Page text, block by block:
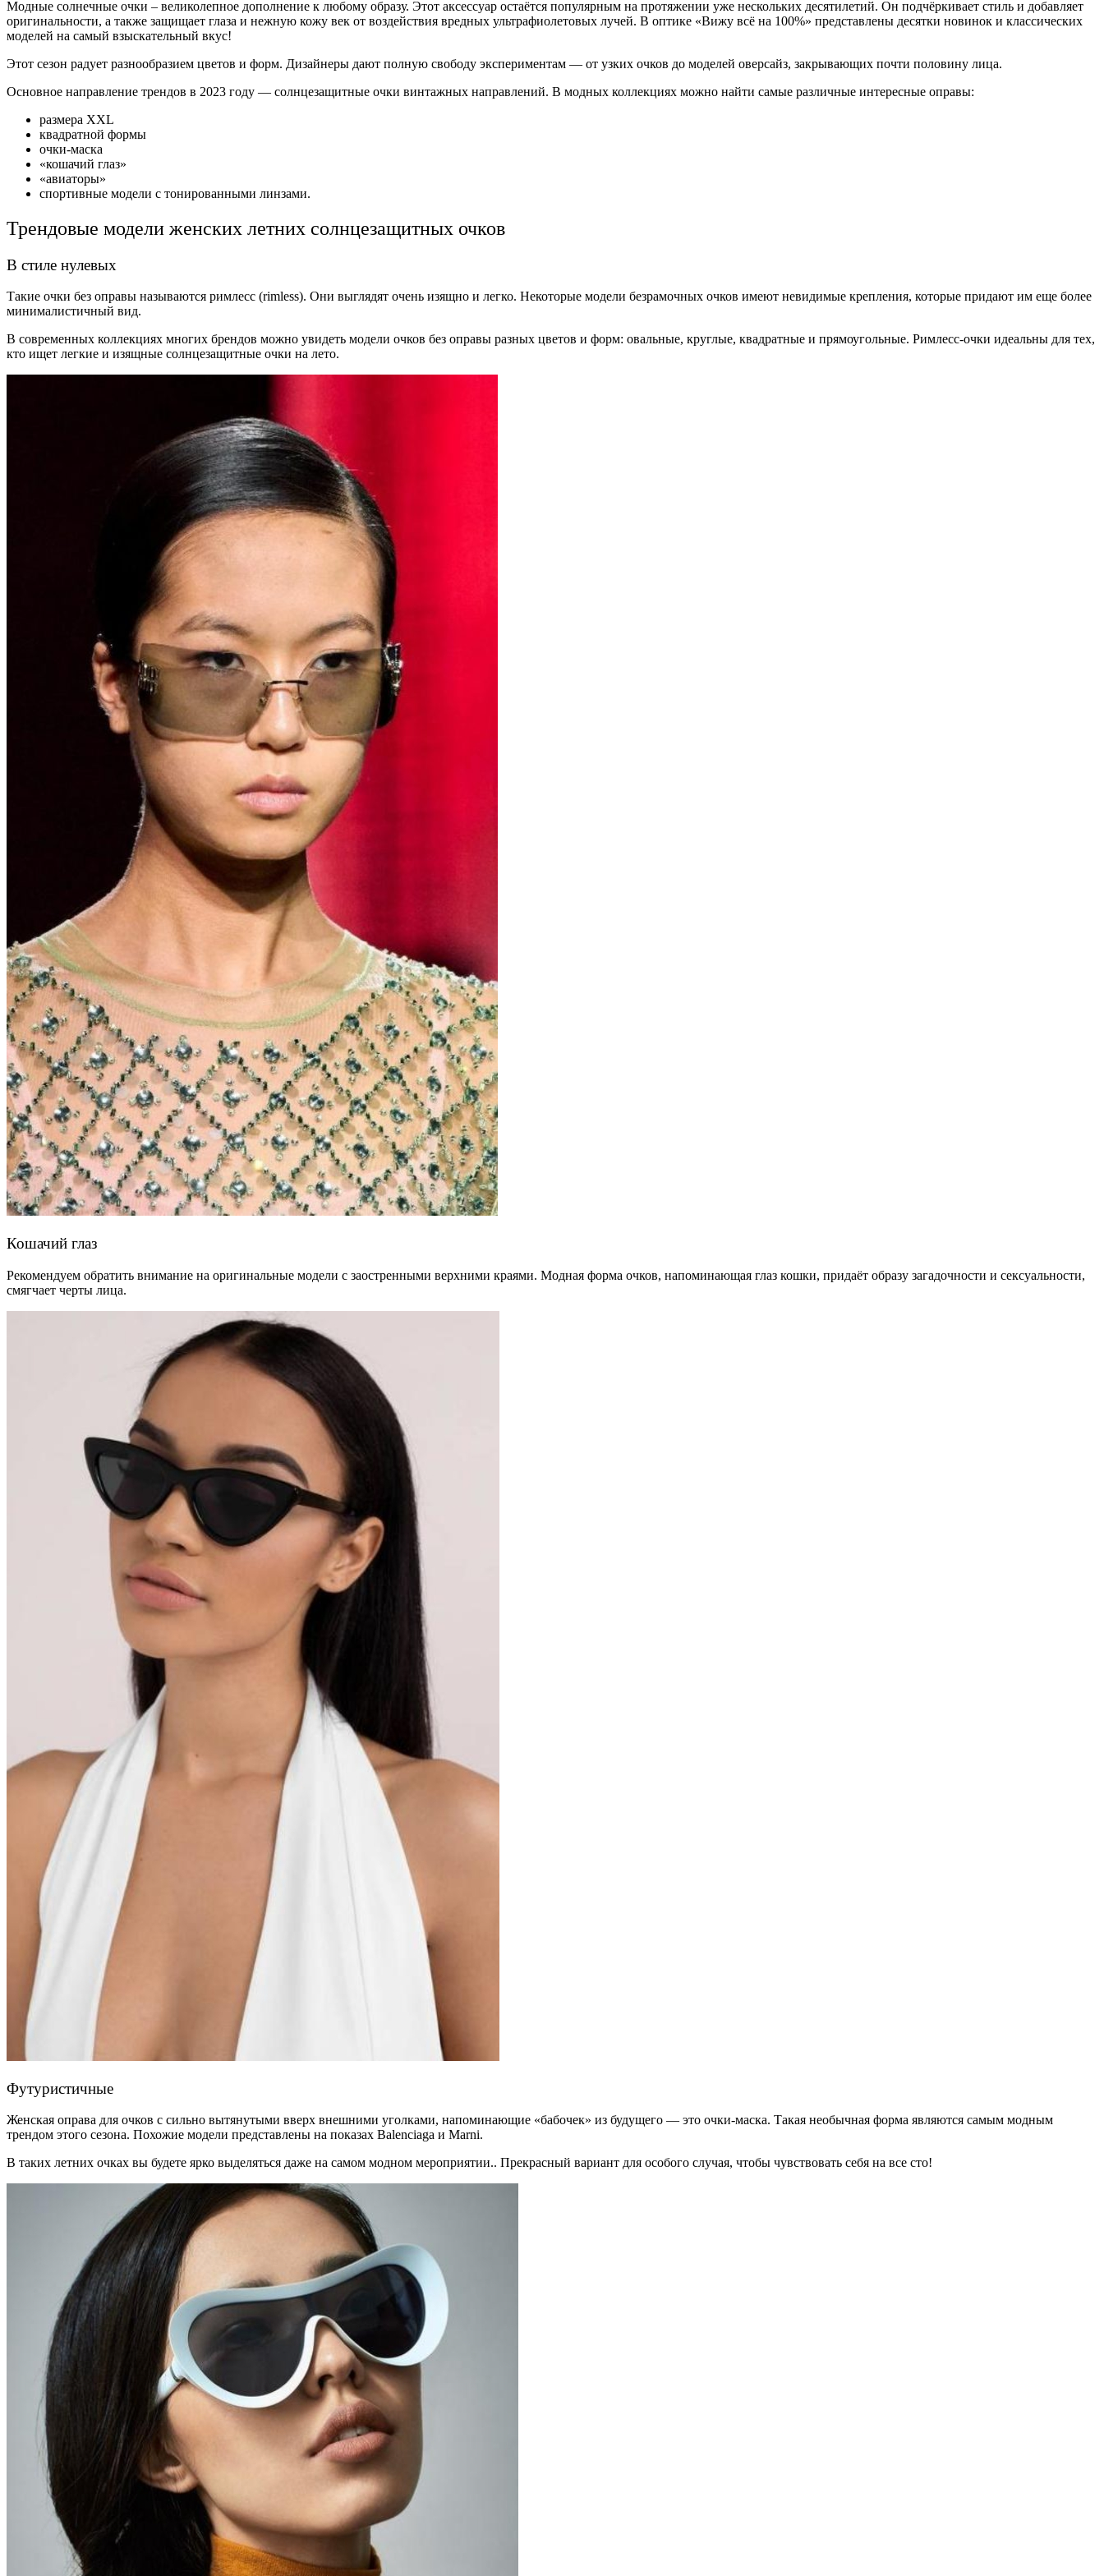
Модные солнечные очки – великолепное дополнение к любому образу. Этот аксессуар остаётся популярным на протяжении уже нескольких десятилетий. Он подчёркивает стиль и добавляет
оригинальности, а также защищает глаза и нежную кожу век от воздействия вредных ультрафиолетовых лучей. В оптике «Вижу всё на 100%» представлены десятки новинок и классических
моделей на самый взыскательный вкус!
Этот сезон радует разнообразием цветов и форм. Дизайнеры дают полную свободу экспериментам — от узких очков до моделей оверсайз, закрывающих почти половину лица.
Основное направление трендов в 2023 году — солнцезащитные очки винтажных направлений. В модных коллекциях можно найти самые различные интересные оправы:
размера XXL
квадратной формы
очки-маска
«кошачий глаз»
«авиаторы»
спортивные модели с тонированными линзами.
Трендовые модели женских летних солнцезащитных очков
В стиле нулевых
Такие очки без оправы называются римлесс (rimless). Они выглядят очень изящно и легко. Некоторые модели безрамочных очков имеют невидимые крепления, которые придают им еще более
минималистичный вид.
В современных коллекциях многих брендов можно увидеть модели очков без оправы разных цветов и форм: овальные, круглые, квадратные и прямоугольные. Римлесс-очки идеальны для тех,
кто ищет легкие и изящные солнцезащитные очки на лето.
Кошачий глаз
Рекомендуем обратить внимание на оригинальные модели с заостренными верхними краями. Модная форма очков, напоминающая глаз кошки, придаёт образу загадочности и сексуальности,
смягчает черты лица.
Футуристичные
Женская оправа для очков с сильно вытянутыми вверх внешними уголками, напоминающие «бабочек» из будущего — это очки-маска. Такая необычная форма являются самым модным
трендом этого сезона. Похожие модели представлены на показах Balenciaga и Marni.
В таких летних очках вы будете ярко выделяться даже на самом модном мероприятии.. Прекрасный вариант для особого случая, чтобы чувствовать себя на все сто!